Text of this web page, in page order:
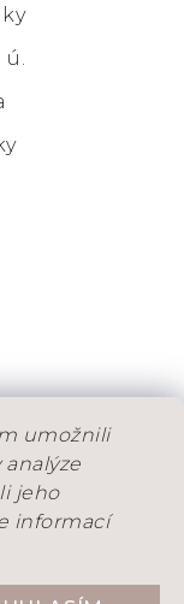
umožnili
jeho
informací
ú.